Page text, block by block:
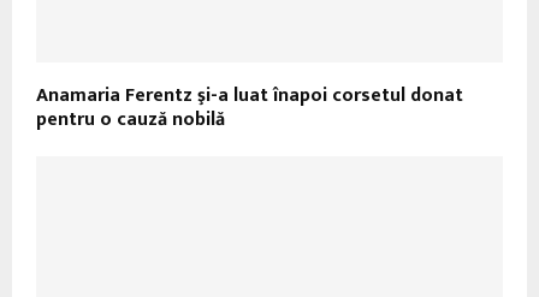
Anamaria Ferentz şi-a luat înapoi corsetul donat
pentru o cauză nobilă